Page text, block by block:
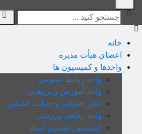
خانه
اعضای هیأت مدیره
واحدها و کمیسیون ها
واحد روابط عمومی
واحد آموزش و پژوهش
دفتر حقوقی و حمایت قضایی
واحد رفاهی ورزشی
کمیسیون تقسیم اسناد